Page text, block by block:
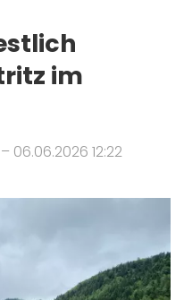
im
06.06.2026 12:22